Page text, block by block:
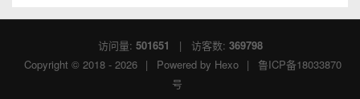
访问量: 501651 | 访客数: 369798
Copyright © 2018 - 2026 | Powered by Hexo |
鲁ICP备18033870
号